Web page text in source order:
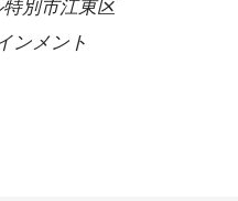
別市江東区
ンメント